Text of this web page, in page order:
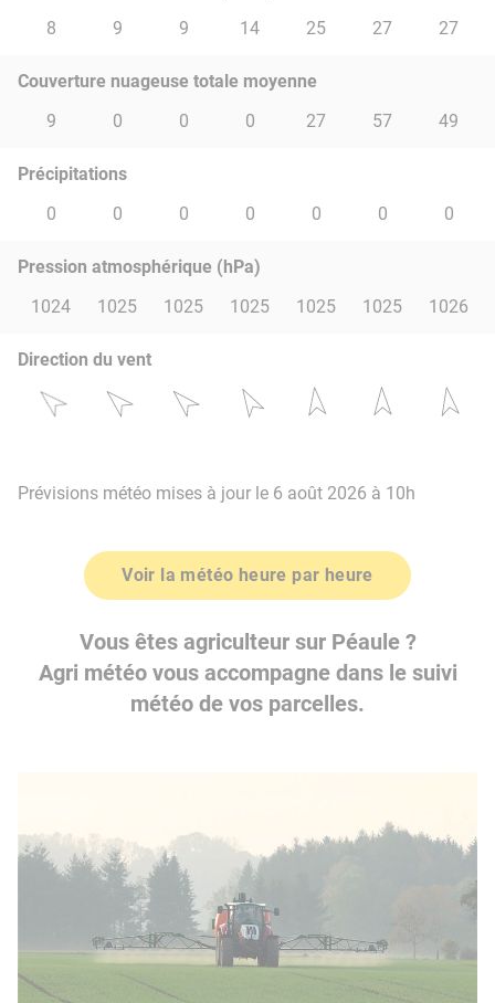
8
9 9 14 25 27 27
Couverture nuageuse totale moyenne
9
0 0 0 27 57 49
Précipitations
0
0 0 0 0 0 0
Pression atmosphérique (hPa)
1024
1025 1025 1025 1025 1025 1026
Direction du vent
Prévisions météo mises à jour le 6 août 2026 à 10h
Voir la météo heure par heure
Vous êtes agriculteur sur Péaule ?
Agri météo vous accompagne dans le suivi
météo de vos parcelles.